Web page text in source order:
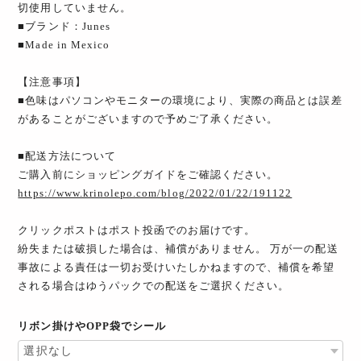
切使用していません。
■ブランド：Junes
■Made in Mexico
【注意事項】
■色味はパソコンやモニターの環境により、実際の商品とは誤差
があることがございますので予めご了承ください。
■配送方法について
ご購入前にショッピングガイドをご確認ください。
https://www.krinolepo.com/blog/2022/01/22/191122
クリックポストはポスト投函でのお届けです。
紛失または破損した場合は、補償がありません。 万が一の配送
事故による責任は一切お受けいたしかねますので、補償を希望
される場合はゆうパックでの配送をご選択ください。
リボン掛けやOPP袋でシール